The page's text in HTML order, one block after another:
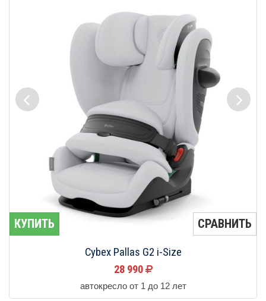
КУПИТЬ СРАВНИТЬ
Cybex Pallas G2 i-Size
28 990
автокресло от 1 до 12 лет